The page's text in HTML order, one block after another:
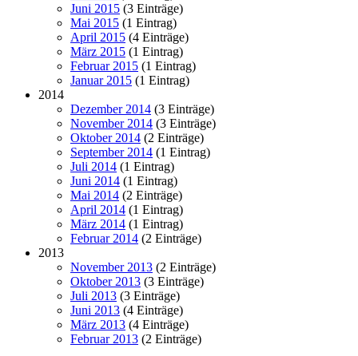
Juni 2015 (3 Einträge)
Mai 2015 (1 Eintrag)
April 2015 (4 Einträge)
März 2015 (1 Eintrag)
Februar 2015 (1 Eintrag)
Januar 2015 (1 Eintrag)
2014
Dezember 2014 (3 Einträge)
November 2014 (3 Einträge)
Oktober 2014 (2 Einträge)
September 2014 (1 Eintrag)
Juli 2014 (1 Eintrag)
Juni 2014 (1 Eintrag)
Mai 2014 (2 Einträge)
April 2014 (1 Eintrag)
März 2014 (1 Eintrag)
Februar 2014 (2 Einträge)
2013
November 2013 (2 Einträge)
Oktober 2013 (3 Einträge)
Juli 2013 (3 Einträge)
Juni 2013 (4 Einträge)
März 2013 (4 Einträge)
Februar 2013 (2 Einträge)